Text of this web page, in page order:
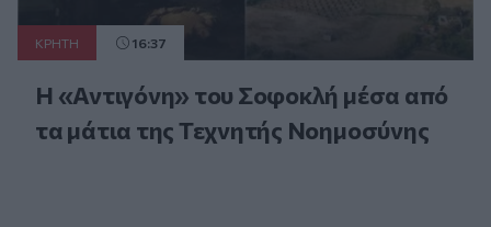
ΚΡΗΤΗ 16:37
Η «Αντιγόνη» του Σοφοκλή μέσα από
τα μάτια της Τεχνητής Νοημοσύνης